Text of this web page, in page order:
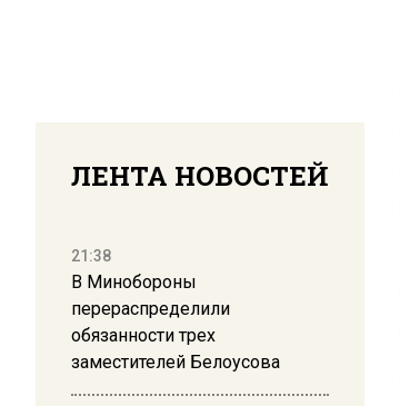
ЛЕНТА НОВОСТЕЙ
21:38
В Минобороны
перераспределили
обязанности трех
заместителей Белоусова